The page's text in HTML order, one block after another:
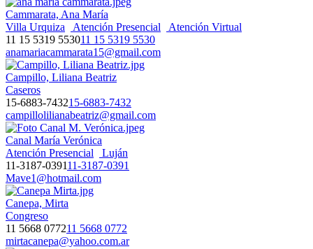
Cammarata, Ana María
Villa Urquiza
Atención Presencial
Atención Virtual
11 15 5319 553011 15 5319 5530
anamariacammarata15@gmail.com
Campillo, Liliana Beatriz
Caseros
15-6883-743215-6883-7432
campillolilianabeatriz@gmail.com
Canal María Verónica
Atención Presencial
Luján
11-3187-039111-3187-0391
Mave1@hotmail.com
Canepa, Mirta
Congreso
11 5668 077211 5668 0772
mirtacanepa@yahoo.com.ar